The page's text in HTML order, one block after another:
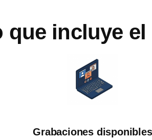
que incluye
Grabaciones disponibles